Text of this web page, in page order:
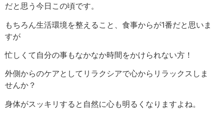
だと思う今日この頃です。
もちろん生活環境を整えること、食事からが1番だと思いま
すが
忙しくて自分の事もなかなか時間をかけられない方！
外側からのケアとしてリラクシアで心からリラックスしま
せんか？
身体がスッキリすると自然に心も明るくなりますよね。